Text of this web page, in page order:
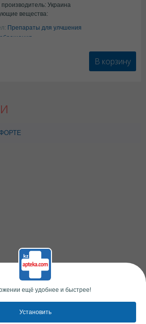
Украина
вещества:
Препараты для улчшения
В корзину
ещё удобнее и быстрее!
Установить